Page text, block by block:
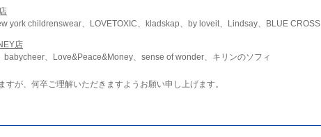
york childrenswear、LOVETOXIC、kladskap、by loveit、Lindsay、BLUE CROSS
店
babycheer、Love&Peace&Money、sense of wonder、キリンのソフィ
すが、何卒ご理解いただきますようお願い申し上げます。